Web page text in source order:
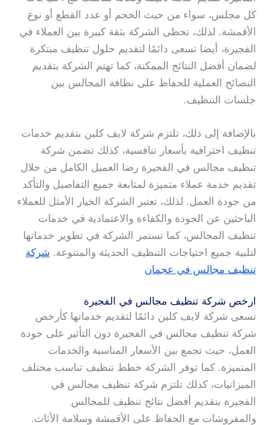
كل مجلس، سواء من حيث الحجم أو عدد القطع أو نوع
الأقمشة. لذلك، تحظى الشركة بثقة كبيرة بين العملاء في
الفجيرة، أيضا تسعى دائمًا لتقديم حلول تنظيف مبتكرة
لضمان أفضل النتائج الممكنة، كما تهتم الشركة بتقديم
النصائح العملية للحفاظ على نظافة المجالس بين
جلسات التنظيف.
بالإضافة إلى ذلك، تلتزم شركة لايف كلين بتقديم خدمات
تنظيف احترافية بأسعار تنافسية، كذلك تضمن شركة
تنظيف مجالس في الفجيرة رضا العميل الكامل من خلال
تقديم خدمة عملاء متميزة لمتابعة جميع التفاصيل والتأكد
من جودة العمل. لذلك، تعتبر الشركة الخيار الأمثل للعملاء
الباحثين عن الجودة والكفاءة والاعتمادية في خدمات
تنظيف المجالس، كما تستمر الشركة في تطوير خدماتها
لتلبية جميع احتياجات التنظيف الحديثة والمتنوعة. شركة
تنظيف مجالس في عجمان
ارخص شركة تنظيف مجالس في الفجيرة
تسعى شركة لايف كلين دائمًا لتقديم خدماتها كأرخص
شركة تنظيف مجالس في الفجيرة دون التأثير على جودة
العمل، حيث تجمع بين الأسعار المناسبة والخدمات
المتميزة. كما توفر الشركة خطط تنظيف تناسب مختلف
الميزانيات، كذلك تلتزم شركة تنظيف مجالس في
الفجيرة بتقديم أفضل نتائج تنظيف للمجالس
والمفروشات مع الحفاظ على الأقمشة وسلامة الأثاث.